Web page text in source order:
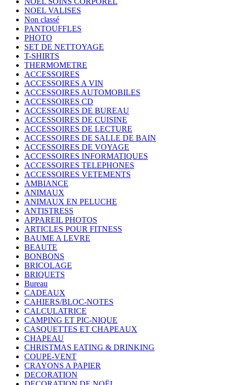
NOEL VALISES
Non classé
PANTOUFFLES
PHOTO
SET DE NETTOYAGE
T-SHIRTS
THERMOMETRE
ACCESSOIRES
ACCESSOIRES A VIN
ACCESSOIRES AUTOMOBILES
ACCESSOIRES CD
ACCESSOIRES DE BUREAU
ACCESSOIRES DE CUISINE
ACCESSOIRES DE LECTURE
ACCESSOIRES DE SALLE DE BAIN
ACCESSOIRES DE VOYAGE
ACCESSOIRES INFORMATIQUES
ACCESSOIRES TELEPHONES
ACCESSOIRES VETEMENTS
AMBIANCE
ANIMAUX
ANIMAUX EN PELUCHE
ANTISTRESS
APPAREIL PHOTOS
ARTICLES POUR FITNESS
BAUME A LEVRE
BEAUTE
BONBONS
BRICOLAGE
BRIQUETS
Bureau
CADEAUX
CAHIERS/BLOC-NOTES
CALCULATRICE
CAMPING ET PIC-NIQUE
CASQUETTES ET CHAPEAUX
CHAPEAU
CHRISTMAS EATING & DRINKING
COUPE-VENT
CRAYONS A PAPIER
DECORATION